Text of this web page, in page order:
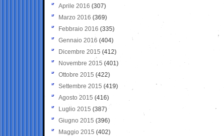
Aprile 2016 (307)
Marzo 2016 (369)
Febbraio 2016 (335)
Gennaio 2016 (404)
Dicembre 2015 (412)
Novembre 2015 (401)
Ottobre 2015 (422)
Settembre 2015 (419)
Agosto 2015 (416)
Luglio 2015 (387)
Giugno 2015 (396)
Maggio 2015 (402)